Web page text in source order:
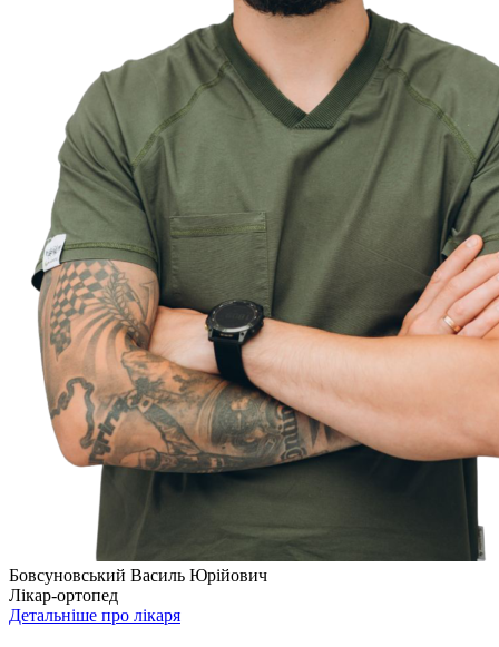
Бовсуновський Василь Юрійович
Лікар-ортопед
Детальніше про лікаря